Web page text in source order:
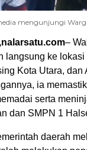
mengunjungi
–
langsung ke
Kota Utara,
ia
serta
dan SMPN 1
daerah